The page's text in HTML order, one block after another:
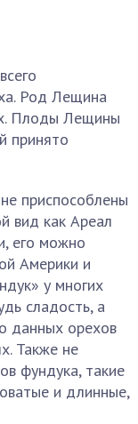
Род Лещина
Плоды Лещины
принято
приспособлены
вид как Ареал
его можно
Америки и
у многих
сладость, а
данных орехов
Также не
фундука, такие
и длинные,